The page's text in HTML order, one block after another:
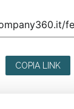
COPIA LINK